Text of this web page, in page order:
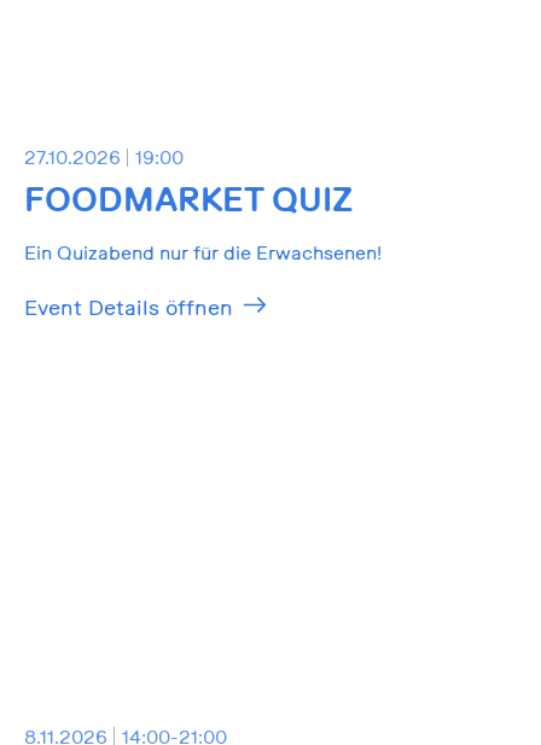
27.10.2026 19:00
FOODMARKET QUIZ
Ein Quizabend nur für die Erwachsenen!
Event Details öffnen
8.11.2026 14:00-21:00